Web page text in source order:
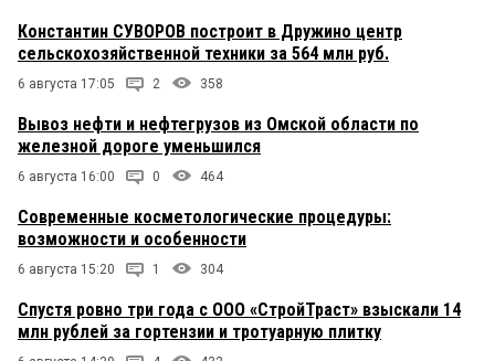
Константин СУВОРОВ построит в Дружино центр
сельскохозяйственной техники за 564 млн руб.
6 августа 17:05 2 358
Вывоз нефти и нефтегрузов из Омской области по
железной дороге уменьшился
6 августа 16:00 0 464
Современные косметологические процедуры:
возможности и особенности
6 августа 15:20 1 304
Спустя ровно три года с ООО «СтройТраст» взыскали 14
млн рублей за гортензии и тротуарную плитку